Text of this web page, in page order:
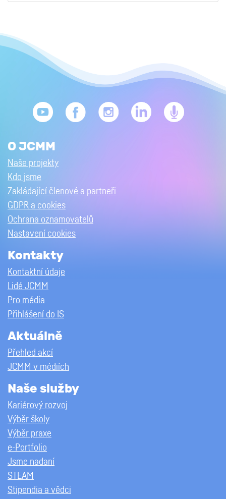
O JCMM
Naše projekty
Kdo jsme
Zakládající členové a partneři
GDPR a cookies
Ochrana oznamovatelů
Nastavení cookies
Kontakty
Kontaktní údaje
Lidé JCMM
Pro média
Přihlášení do IS
Aktuálně
Přehled akcí
JCMM v médiích
Naše služby
Kariérový rozvoj
Výběr školy
Výběr praxe
e-Portfolio
Jsme nadaní
STEAM
Stipendia a vědci